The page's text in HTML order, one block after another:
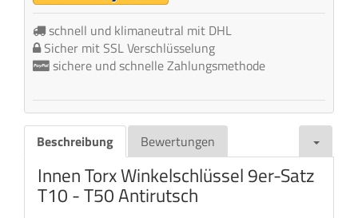
schnell und klimaneutral mit DHL
Sicher mit SSL Verschlüsselung
sichere und schnelle Zahlungsmethode
Beschreibung Bewertungen
Innen Torx Winkelschlüssel 9er-Satz
T10 - T50 Antirutsch